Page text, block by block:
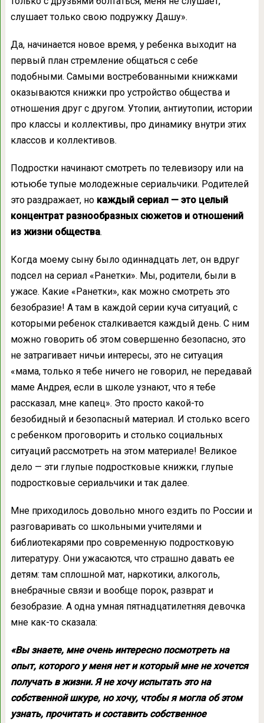
слушает только свою подружку Дашу».
Да, начинается новое время, у ребенка выходит на
первый план стремление общаться с себе
подобными. Самыми востребованными книжками
оказываются книжки про устройство общества и
отношения друг с другом. Утопии, антиутопии, истории
про классы и коллективы, про динамику внутри этих
классов и коллективов.
Подростки начинают смотреть по телевизору или на
ютьюбе тупые молодежные сериальчики. Родителей
это раздражает, но каждый сериал — это целый
концентрат разнообразных сюжетов и отношений
из жизни общества.
Когда моему сыну было одиннадцать лет, он вдруг
подсел на сериал «Ранетки». Мы, родители, были в
ужасе. Какие «Ранетки», как можно смотреть это
безобразие! А там в каждой серии куча ситуаций, с
которыми ребенок сталкивается каждый день. С ним
можно говорить об этом совершенно безопасно, это
не затрагивает ничьи интересы, это не ситуация
«мама, только я тебе ничего не говорил, не передавай
маме Андрея, если в школе узнают, что я тебе
рассказал, мне капец». Это просто какой-то
безобидный и безопасный материал. И столько всего
с ребенком проговорить и столько социальных
ситуаций рассмотреть на этом материале! Великое
дело — эти глупые подростковые книжки, глупые
подростковые сериальчики и так далее.
Мне приходилось довольно много ездить по России и
разговаривать со школьными учителями и
библиотекарями про современную подростковую
литературу. Они ужасаются, что страшно давать ее
детям: там сплошной мат, наркотики, алкоголь,
внебрачные связи и вообще порок, разврат и
безобразие. А одна умная пятнадцатилетняя девочка
мне как-то сказала:
«Вы знаете, мне очень интересно посмотреть на
опыт, которого у меня нет и который мне не хочется
получать в жизни. Я не хочу испытать это на
собственной шкуре, но хочу, чтобы я могла об этом
узнать, прочитать и составить собственное